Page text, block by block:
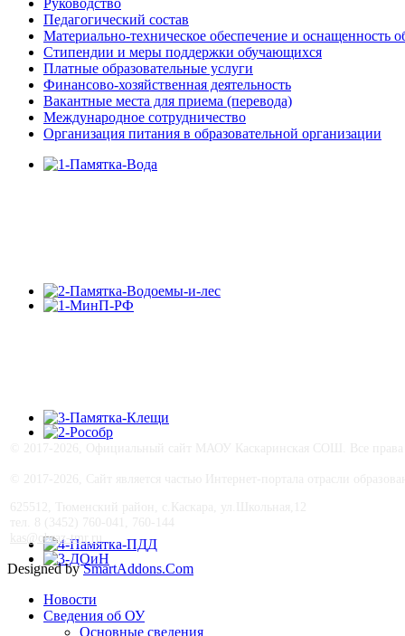
Руководство
Педагогический состав
Материально-техническое обеспечение и оснащенность
Стипендии и меры поддержки обучающихся
Платные образовательные услуги
Финансово-хозяйственная деятельность
Вакантные места для приема (перевода)
Международное сотрудничество
Организация питания в образовательной организации
kas@obraz-tmr.ru
Designed bySmartAddons.Com
Новости
Сведения об ОУ
Основные сведения